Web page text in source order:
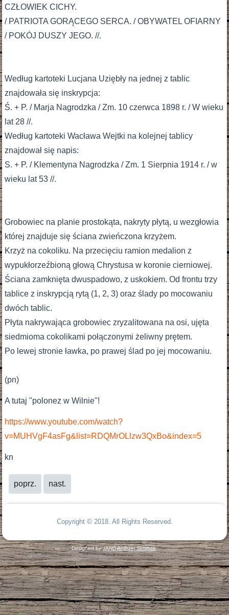
CZŁOWIEK CICHY.
/ PATRIOTA GORĄCEGO SERCA. / OBYWATEL OFIARNY
/ POKÓJ DUSZY JEGO. //.
Według kartoteki Lucjana Uziębły na jednej z tablic
znajdowała się inskrypcja:
Ś. + P. / Marja Nagrodzka / Zm. 10 czerwca 1898 r. / W wieku
lat 28 //.
Według kartoteki Wacława Wejtki na kolejnej tablicy
znajdował się napis:
S. + P. / Klementyna Nagrodzka / Zm. 1 Sierpnia 1914 r. / w
wieku lat 53 //.
Grobowiec na planie prostokąta, nakryty płytą, u wezgłowia
której znajduje się ściana zwieńczona krzyżem.
Krzyż na cokoliku. Na przecięciu ramion medalion z
wypukłorzeźbioną głową Chrystusa w koronie cierniowej.
Ściana zamknięta dwuspadowo, z uskokiem. Od frontu trzy
tablice z inskrypcją rytą (1, 2, 3) oraz ślady po mocowaniu
dwóch tablic.
Płyta nakrywająca grobowiec zryzalitowana na osi, ujęta
siedmioma cokolikami połączonymi żeliwny prętem.
Po lewej stronie ławka, po prawej ślad po jej mocowaniu.
(pn)
A tutaj "polonez w Wilnie"!
https://www.youtube.com/watch?
v=MUHVgF4asFg&list=RDQMrOLlzw3QxBo&index=5
kn
poprz. nast.
Copyright © 2018. All Rights Reserved.
Designed byJAND Andrzej Skrabek.